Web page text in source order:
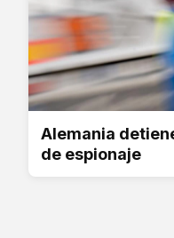
Alemania
de espionaje